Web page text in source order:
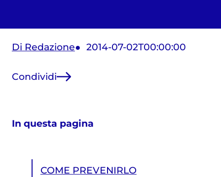
Di Redazione 2014-07-02T00:00:00
Condividi
In questa pagina
COME PREVENIRLO